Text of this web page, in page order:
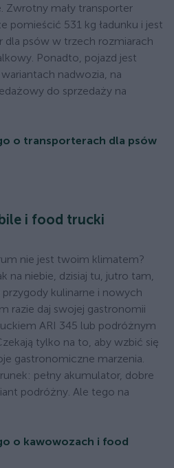
Zwrotny mały transporter
pomieścić 531 kg ładunku i jest
dla psów w trzech rozmiarach
Ponadto, pojazd jest
nadwozia, na
do sprzedaży na
o transporterach dla psów
i food trucki
nie jest twoim klimatem?
na niebie, dzisiaj tu, jutro tam,
kulinarne i nowych
razie daj swojej gastronomii
ARI 345 lub podróżnym
tylko na to, aby wzbić się
gastronomiczne marzenia.
pełny akumulator, dobre
podróżny. Ale tego na
o kawowozach i food